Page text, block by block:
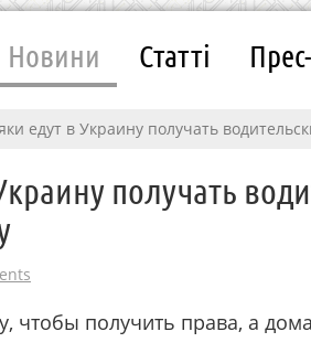
Новини Статті
едут в Украину получать
получать
чтобы получить права, а